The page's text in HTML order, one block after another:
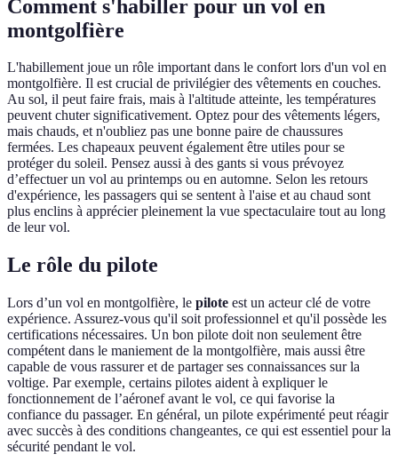
Comment s'habiller pour un vol en
montgolfière
L'habillement joue un rôle important dans le confort lors d'un vol en
montgolfière. Il est crucial de privilégier des vêtements en couches.
Au sol, il peut faire frais, mais à l'altitude atteinte, les températures
peuvent chuter significativement. Optez pour des vêtements légers,
mais chauds, et n'oubliez pas une bonne paire de chaussures
fermées. Les chapeaux peuvent également être utiles pour se
protéger du soleil. Pensez aussi à des gants si vous prévoyez
d’effectuer un vol au printemps ou en automne. Selon les retours
d'expérience, les passagers qui se sentent à l'aise et au chaud sont
plus enclins à apprécier pleinement la vue spectaculaire tout au long
de leur vol.
Le rôle du pilote
Lors d’un vol en montgolfière, le pilote est un acteur clé de votre
expérience. Assurez-vous qu'il soit professionnel et qu'il possède les
certifications nécessaires. Un bon pilote doit non seulement être
compétent dans le maniement de la montgolfière, mais aussi être
capable de vous rassurer et de partager ses connaissances sur la
voltige. Par exemple, certains pilotes aident à expliquer le
fonctionnement de l’aéronef avant le vol, ce qui favorise la
confiance du passager. En général, un pilote expérimenté peut réagir
avec succès à des conditions changeantes, ce qui est essentiel pour la
sécurité pendant le vol.